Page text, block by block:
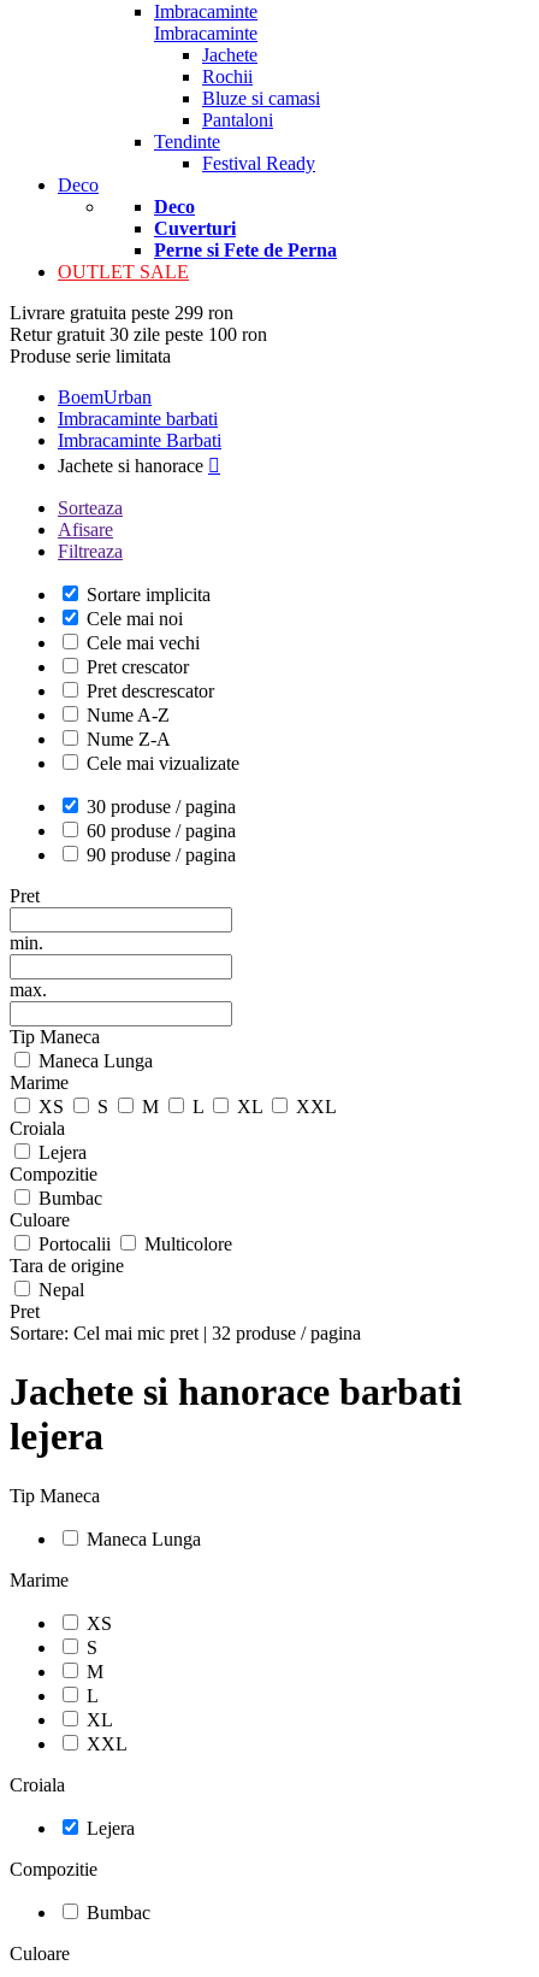
Imbracaminte
Imbracaminte
Jachete
Rochii
Bluze si camasi
Pantaloni
Tendinte
Festival Ready
Deco
Deco
Cuverturi
Perne si Fete de Perna
OUTLET SALE
Livrare gratuita peste 299 ron
Retur gratuit 30 zile peste 100 ron
Produse serie limitata
BoemUrban
Imbracaminte barbati
Imbracaminte Barbati
Jachete si hanorace 
Sorteaza
Afisare
Filtreaza
Sortare implicita
Cele mai noi
Cele mai vechi
Pret crescator
Pret descrescator
Nume A-Z
Nume Z-A
Cele mai vizualizate
30 produse / pagina
60 produse / pagina
90 produse / pagina
Pret
min.
max.
Tip Maneca
Maneca Lunga
Marime
XS
S M L XL
XXL
Croiala
Lejera
Compozitie
Bumbac
Culoare
Portocalii
Multicolore
Tara de origine
Nepal
Pret
Sortare: Cel mai mic pret | 32 produse / pagina
Jachete si hanorace barbati
lejera
Tip Maneca
Maneca Lunga
Marime
XS
S
M
L
XL
XXL
Croiala
Lejera
Compozitie
Bumbac
Culoare